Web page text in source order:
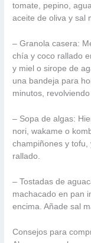
tomate, pepino,
aceite de oliva y sal
– Granola casera:
chía y coco rallado
y miel o sirope de
una bandeja para
minutos,
– Sopa de algas:
nori, wakame o
champiñones y tofu,
rallado.
– Tostadas de
machacado en pan
encima. Añade sal
Consejos para